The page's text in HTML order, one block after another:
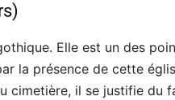
Elle est un des
la présence de cette
cimetière, il se justifie du